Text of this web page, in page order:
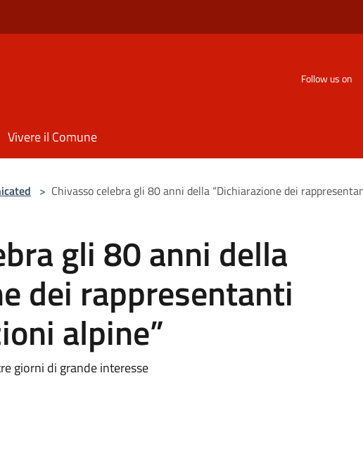
Follow us on
Vivere il Comune
> Chivasso celebra gli 80 anni della “Dichiarazione dei
gli 80 anni della
dei rappresentanti
alpine”
giorni di grande interesse